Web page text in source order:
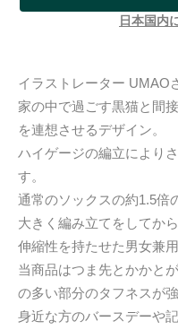
日本国内
イラストレーター UMAO
家の中で過ごす黒猫と間
を連想させるデザイン。
ハイゲージの編立により
す。
通常のソックスの約1.5倍
大きく編み立てをしてか
伸縮性を持たせた男女兼
当商品はつま先とかかと
の多い部分のタフネスが
身近な方のバースデーや